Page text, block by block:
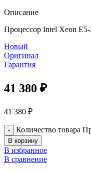
Описание
Процессор Intel Xeon
Новый
Оригинал
Гарантия
41 380 ₽
41 380 ₽
Количество товара
В корзину
В избранное
В сравнение